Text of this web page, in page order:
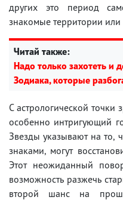
других это период
знакомые территории
Читай также:
Надо только захотеть и
Зодиака, которые
С астрологической точки
особенно интригующий
Звезды указывают на то,
знаками, могут
Этот неожиданный
возможность разжечь
второй шанс на